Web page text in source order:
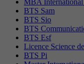
BTS Sam
BTS Sio
BTS
BTS Esf
Licence Science
BTS Pi